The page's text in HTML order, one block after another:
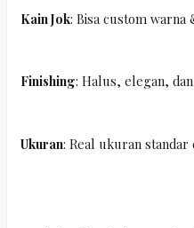
Kain Jok: Bisa custom warna
Finishing: Halus, elegan,
Ukuran: Real ukuran